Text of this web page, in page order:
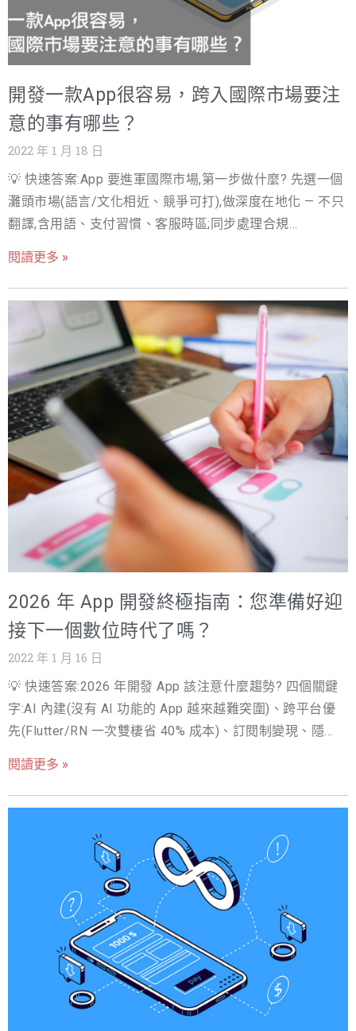
開發一款App很容易，跨入國際市場要注
意的事有哪些？
2022 年 1 月 18 日
💡 快速答案:App 要進軍國際市場,第一步做什麼? 先選一個
灘頭市場(語言/文化相近、競爭可打),做深度在地化 — 不只
翻譯,含用語、支付習慣、客服時區;同步處理合規
地 KOL 起步,CPI 比大市場投廣告便宜 3-5 倍。 App市場競
爭激烈，根據Statista調查，2021年Google Play 商店中有
280萬個應用程式，為世界上最大的單一應用程式商店。
App Store 則以196 萬個應用程式排名第二。無論是哪種
APP，使用者都有非常多的選擇，尤其有些App跨足了多國
市場，就像大家常用的Facebook、Instagram在世界各地都
有廣大用戶，朝向國際市場也代表了更多的用戶與商機，
即便你的App已經在國內市場累積了評價與用戶群，推行國
際市場不僅是將是把App翻譯後上架到App Store 和
Google Play Store而已，就像台灣和中國大陸雖都使用中
文，但是用語、文化與行銷管道差異極大，因此將App國際
化需要一定程度的投資，並深入了解目標國家的市場特性
以及進行細緻的調整，以下為從開發App角度出發，從開發
到影響國際市場的多項要素解析。 App足夠吸引人嗎？是
性與功能，以下為有利的思考方向： 可以先在 Google
Play 和 Apple App Store 搜尋看看與自己想法相近的
你想到的，也有其他人已經先做過了。 如果發現沒有人做
過你想做的App概念，代表為利基市場，有繼續投入開發的
價值。 試用看看其他類似的App，並找出它的缺點，並在
自己的App中克服此障礙。 調查使用者想要什麼？可以從
Google Play 和App Store的熱門關鍵字來觀察，一旦了解
App是否有推向國際市場的價值，以及相關的預算、成功的
機會有多少。 從文化、語言、社群等面向，看App國際化
的三大重點。 (1) App在地化 根據Distomo調查，使用者下
載母語設定的應用程序的機率高出 128%。如果公司將App
閱讀更多 »
2026 年 App 開發終極指南：您準備好迎
接下一個數位時代了嗎？
2022 年 1 月 16 日
💡 快速答案:2026 年開發 App 該注意什麼趨勢? 四個關鍵
字:AI 內建(沒有 AI 功能的 App 越來越難突圍)、跨平台優
先(Flutter/RN 一次雙棲省 40% 成本)、訂閱制變現、隱私
變的鐵律。 自從第一支智慧型手機問世以來，我們的生活
找路、或是因為昂貴的長途電話費而與國外親友疏於聯繫
的日子嗎？現在，手機 App 不僅能為我們即時導航、計算
路程，甚至能一鍵叫車；視訊通話 App 的普及，讓我們能
隨時隨地與世界各地的親友「面對面」溝通，彷彿距離從
不存在。曾經風靡一時的唱片行和 DVD 出租店，如今也大
多被影音串流 App 的訂閱服務所取代。 這些由 App 技術驅
動的巨大變革，背後都蘊藏著龐大的商業價值。每一次技
術的躍進，都伴隨著舊產業的式微與新產業的崛起。在這
個人手一機的時代，App 已成為最直接、最有效的資訊傳
閱讀更多 »